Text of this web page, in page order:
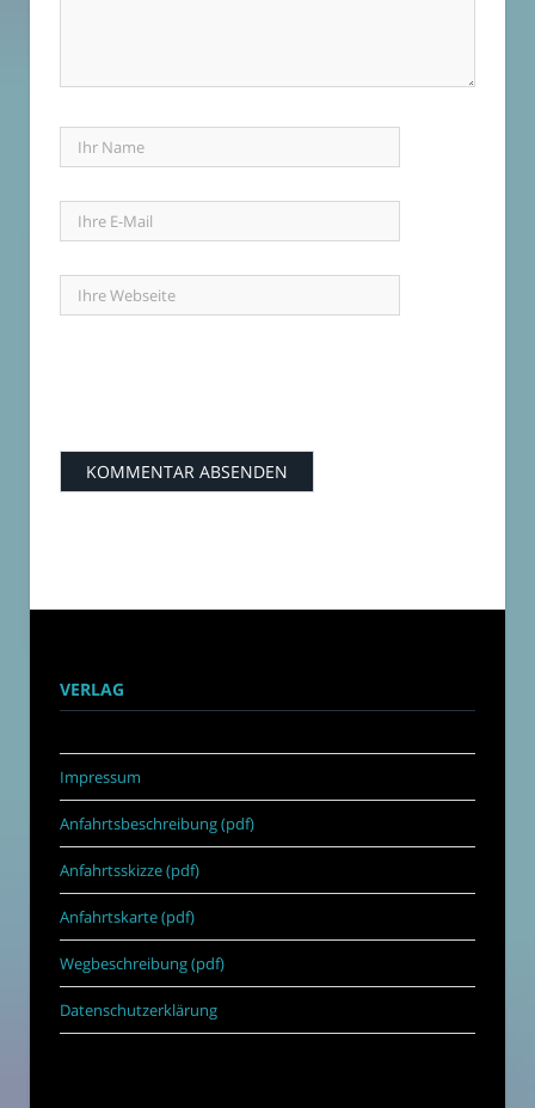
VERLAG
Impressum
Anfahrtsbeschreibung (pdf)
Anfahrtsskizze (pdf)
Anfahrtskarte (pdf)
Wegbeschreibung (pdf)
Datenschutzerklärung